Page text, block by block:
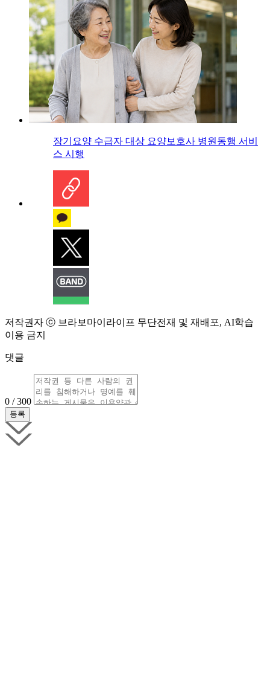
장기요양 수급자 대상 요양보호사 병원동행 서비
스 시행
저작권자 ⓒ 브라보마이라이프 무단전재 및 재배포, AI학습
이용 금지
댓글
0 / 300